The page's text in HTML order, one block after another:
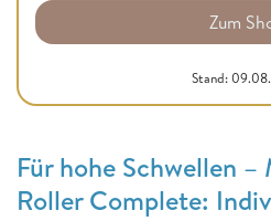
Zum
Stand:
Für hohe Schwellen
Roller Complete: